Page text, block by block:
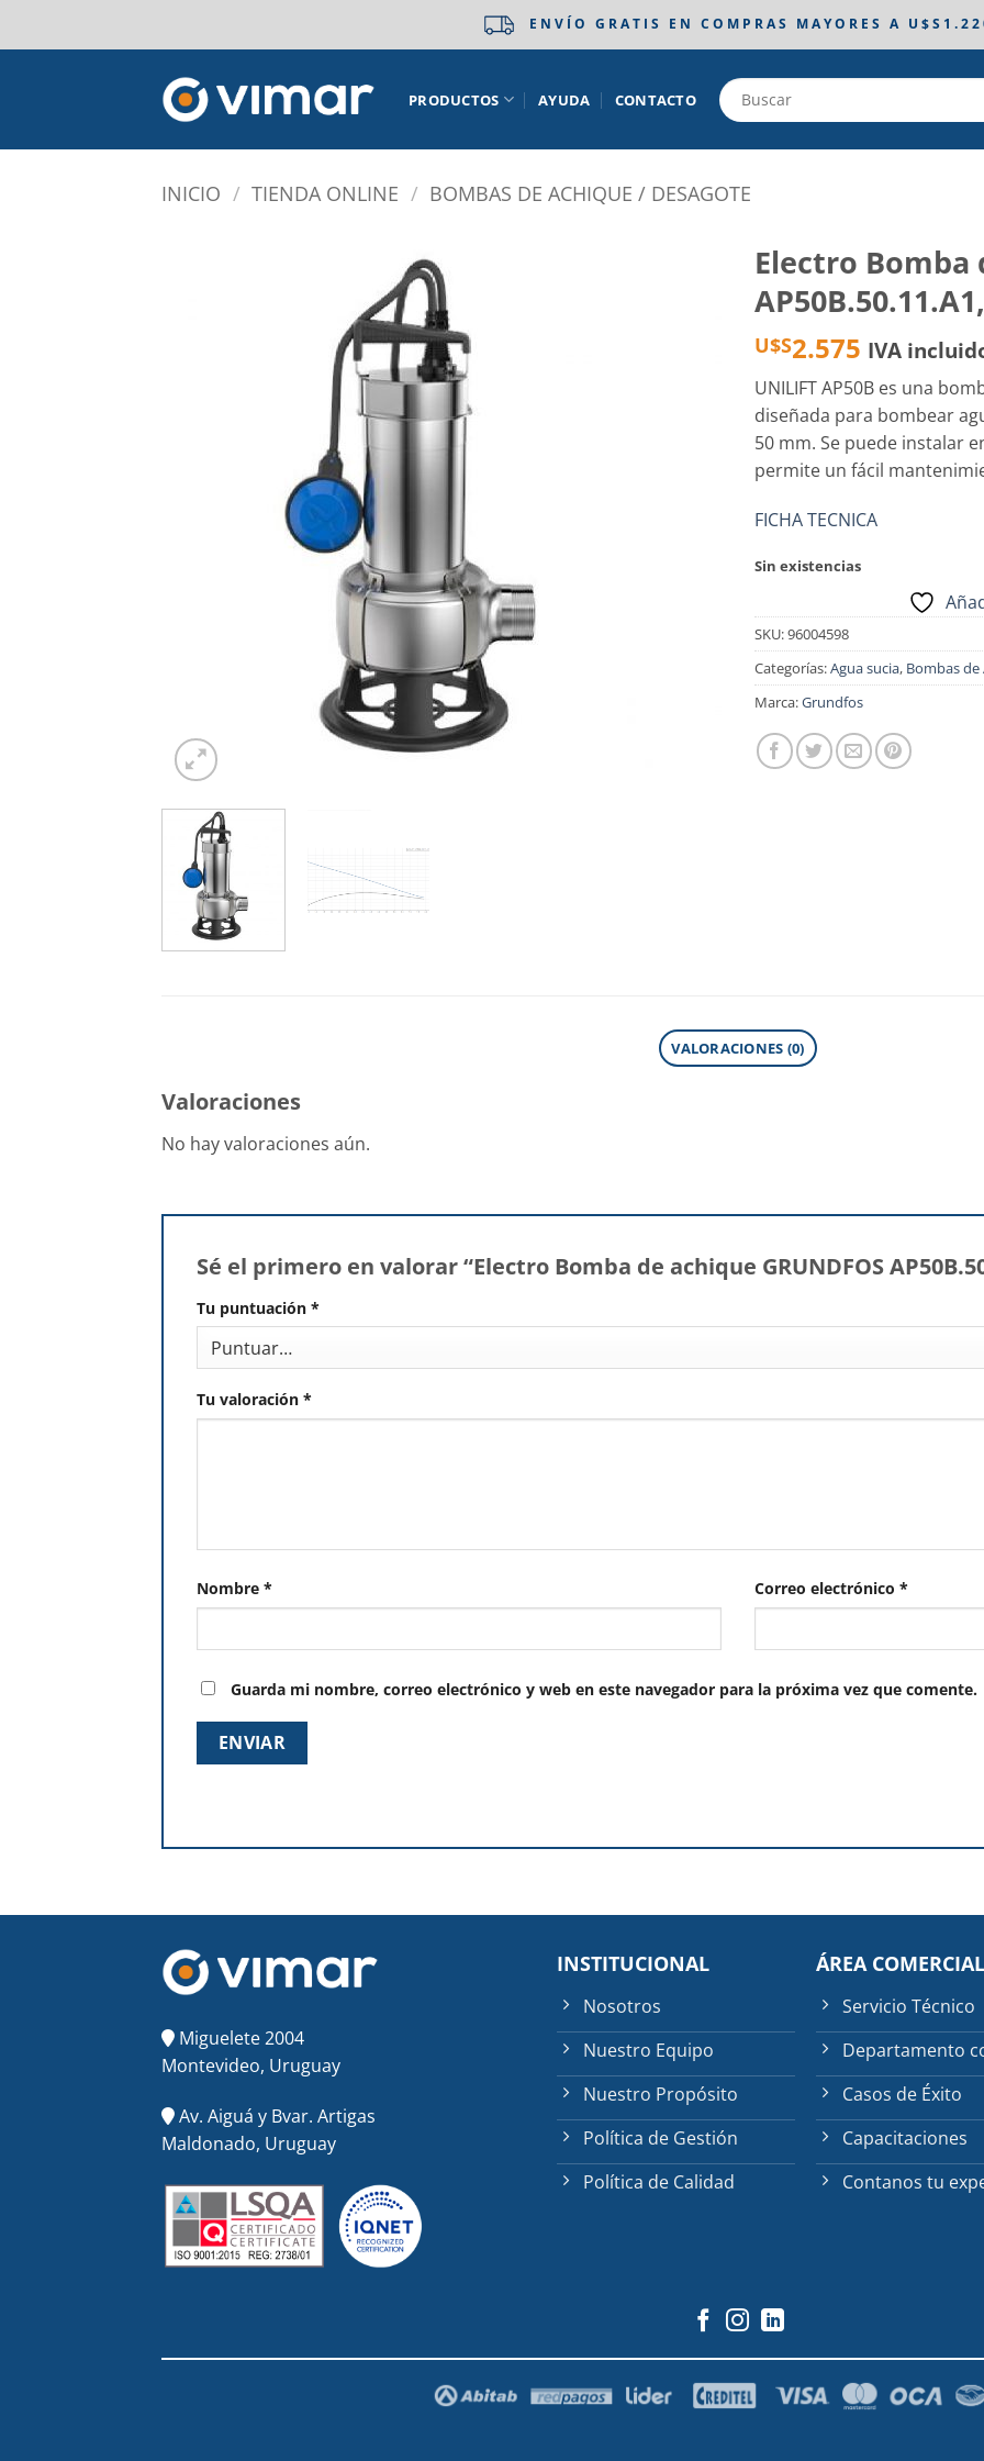
ENVÍO GRATIS EN COMPRAS MAYORES A
PRODUCTOS AYUDA CONTACTO
INICIO / TIENDA ONLINE / BOMBAS DE ACHIQUE / DESAGOTE
Electro Bomba
U$S2.575 IVA
UNILIFT AP50B es una
diseñada para bombear
50 mm. Se puede instalar
permite un fácil
FICHA TECNICA
Sin existencias
SKU:96004598
Categorías:Agua sucia, Bombas
Marca:Grundfos
VALORACIONES (0)
Valoraciones
No hay valoraciones aún.
Sé el primero en valorar “Electro Bomba de achique GRUNDFOS
Tu puntuación *
Tu valoración *
Nombre * Correo electrónico *
Guarda mi nombre, correo electrónico y web en este navegador para la próxima vez que comente.
Miguelete 2004
Montevideo, Uruguay
Av. Aiguá y Bvar. Artigas
Maldonado, Uruguay
INSTITUCIONAL
Nosotros
Nuestro Equipo
Nuestro Propósito
Política de Gestión
Política de Calidad
ÁREA COMERCIAL
Servicio Técnico
Departamento
Casos de Éxito
Capacitaciones
Contanos tu